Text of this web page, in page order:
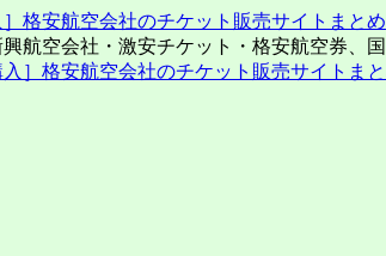
］格安航空会社のチケット販売サイトまとめ
航空会社・激安チケット・格安航空券、